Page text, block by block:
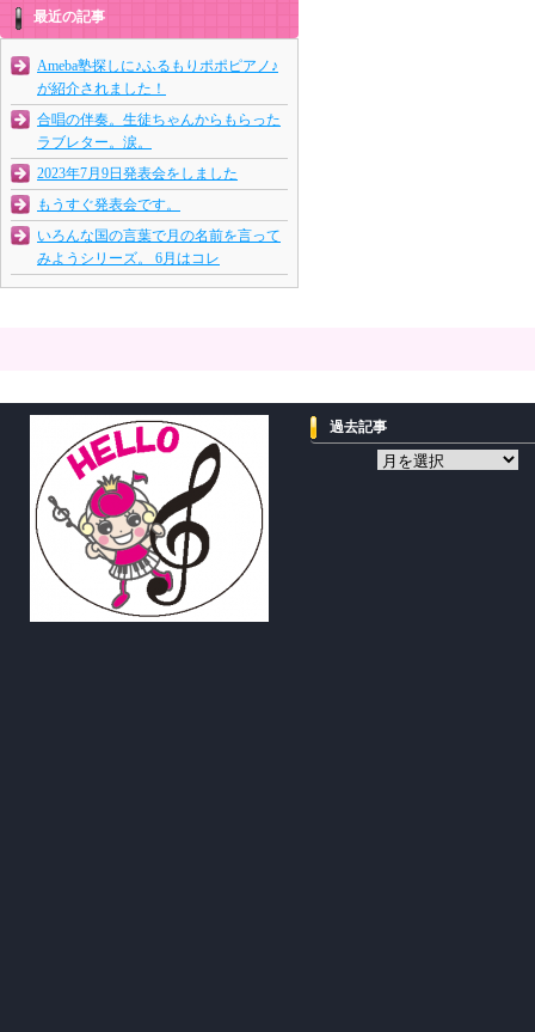
最近の記事
Ameba塾探しに♪ふるもりポポピアノ♪
が紹介されました！
合唱の伴奏。生徒ちゃんからもらった
ラブレター。涙。
2023年7月9日発表会をしました
もうすぐ発表会です。
いろんな国の言葉で月の名前を言って
みようシリーズ。 6月はコレ
過去記事